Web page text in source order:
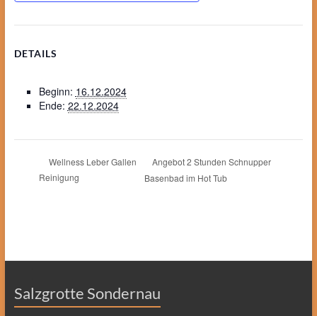
DETAILS
Beginn: 16.12.2024
Ende: 22.12.2024
Wellness Leber Gallen
Reinigung
Angebot 2 Stunden Schnupper
Basenbad im Hot Tub
Salzgrotte Sondernau